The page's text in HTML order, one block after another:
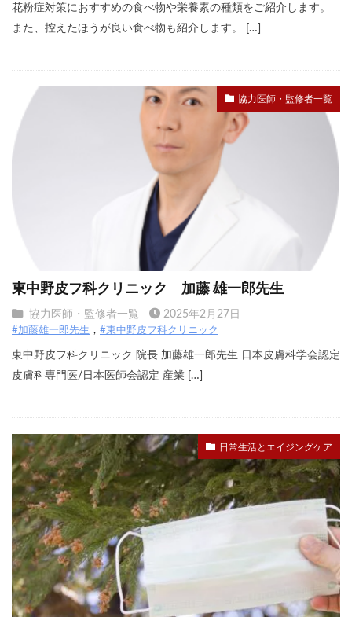
花粉症対策におすすめの食べ物や栄養素の種類をご紹介します。
また、控えたほうが良い食べ物も紹介します。 […]
協力医師・監修者一覧
東中野皮フ科クリニック 加藤 雄一郎先生
協力医師・監修者一覧 2025年2月27日
#加藤雄一郎先生 #東中野皮フ科クリニック
東中野皮フ科クリニック 院長 加藤雄一郎先生 日本皮膚科学会認定
皮膚科専門医/日本医師会認定 産業 […]
日常生活とエイジングケア